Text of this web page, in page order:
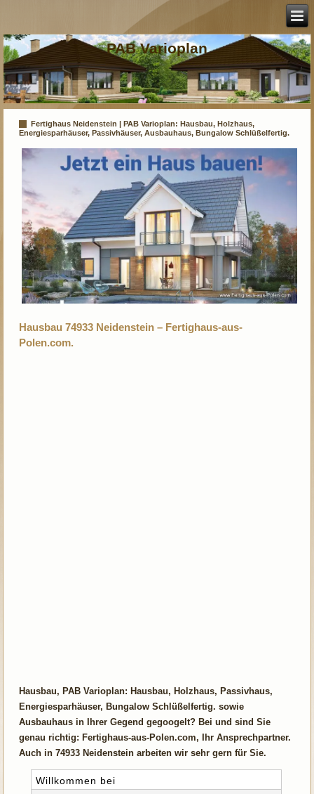
PAB Varioplan
Fertighaus Neidenstein | PAB Varioplan: Hausbau, Holzhaus,
Energiesparhäuser, Passivhäuser, Ausbauhaus, Bungalow Schlüßelfertig.
Hausbau 74933 Neidenstein – Fertighaus-aus-
Polen.com.
Hausbau, PAB Varioplan: Hausbau, Holzhaus, Passivhaus,
Energiesparhäuser, Bungalow Schlüßelfertig. sowie
Ausbauhaus in Ihrer Gegend gegoogelt? Bei und sind Sie
genau richtig: Fertighaus-aus-Polen.com, Ihr Ansprechpartner.
Auch in 74933 Neidenstein arbeiten wir sehr gern für Sie.
Willkommen bei